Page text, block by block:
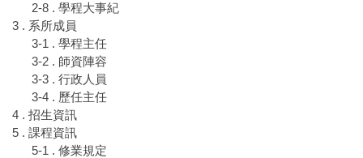
2-8 . 學程大事紀
3 . 系所成員
3-1 . 學程主任
3-2 . 師資陣容
3-3 . 行政人員
3-4 . 歷任主任
4 . 招生資訊
5 . 課程資訊
5-1 . 修業規定